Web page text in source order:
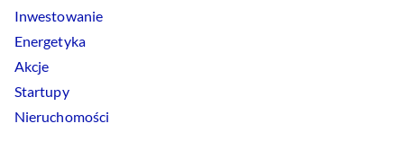
Inwestowanie
Energetyka
Akcje
Startupy
Nieruchomości